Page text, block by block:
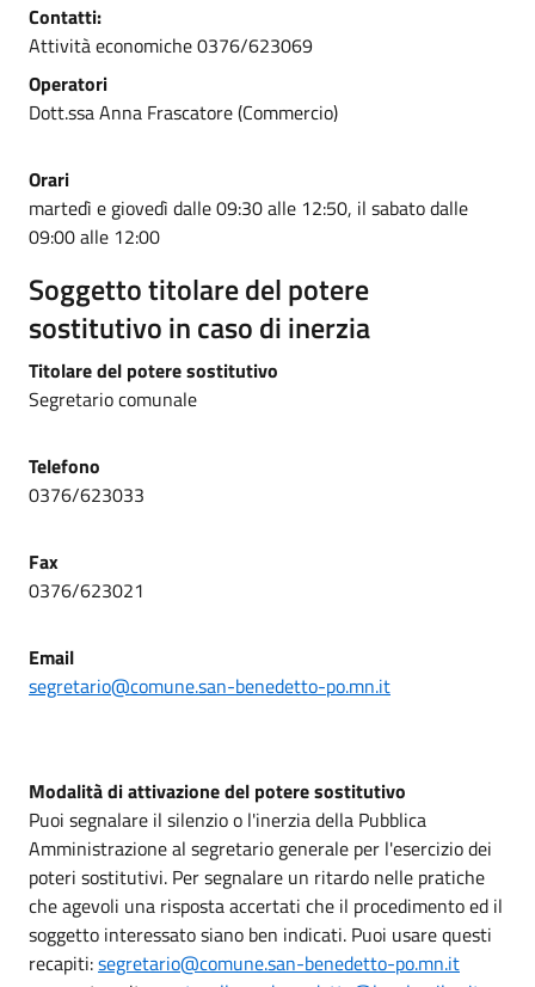
Contatti:
Attività economiche 0376/623069
Operatori
Dott.ssa Anna Frascatore (Commercio)
Orari
martedì e giovedì dalle 09:30 alle 12:50, il sabato dalle
09:00 alle 12:00
Soggetto titolare del potere
sostitutivo in caso di inerzia
Titolare del potere sostitutivo
Segretario comunale
Telefono
0376/623033
Fax
0376/623021
Email
segretario@comune.san-benedetto-po.mn.it
Modalità di attivazione del potere sostitutivo
Puoi segnalare il silenzio o l'inerzia della Pubblica
Amministrazione al segretario generale per l'esercizio dei
poteri sostitutivi. Per segnalare un ritardo nelle pratiche
che agevoli una risposta accertati che il procedimento ed il
soggetto interessato siano ben indicati. Puoi usare questi
recapiti:segretario@comune.san-benedetto-po.mn.it